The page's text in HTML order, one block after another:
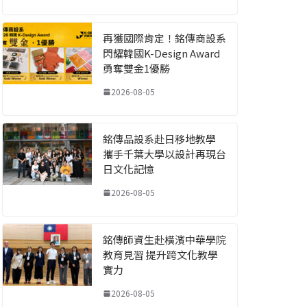
再獲國際肯定！銘傳商設系
閃耀韓國K-Design Award
勇奪雙金1優勝
2026-08-05
銘傳品設系赴日移地教學
攜手千葉大學以設計再現台
日文化記憶
2026-08-05
銘傳師資生赴橫濱中華學院
教育見習 提升跨文化教學
實力
2026-08-05